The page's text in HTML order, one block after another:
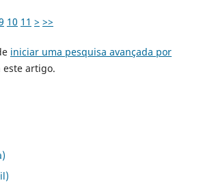
10 11 > >>
iniciar uma pesquisa avançada por
artigo.